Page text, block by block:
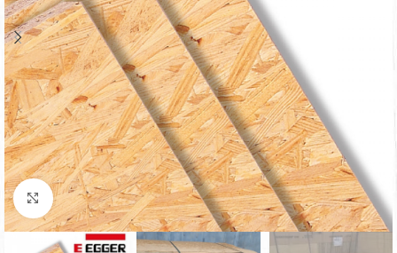
Faceți click pentru a mări